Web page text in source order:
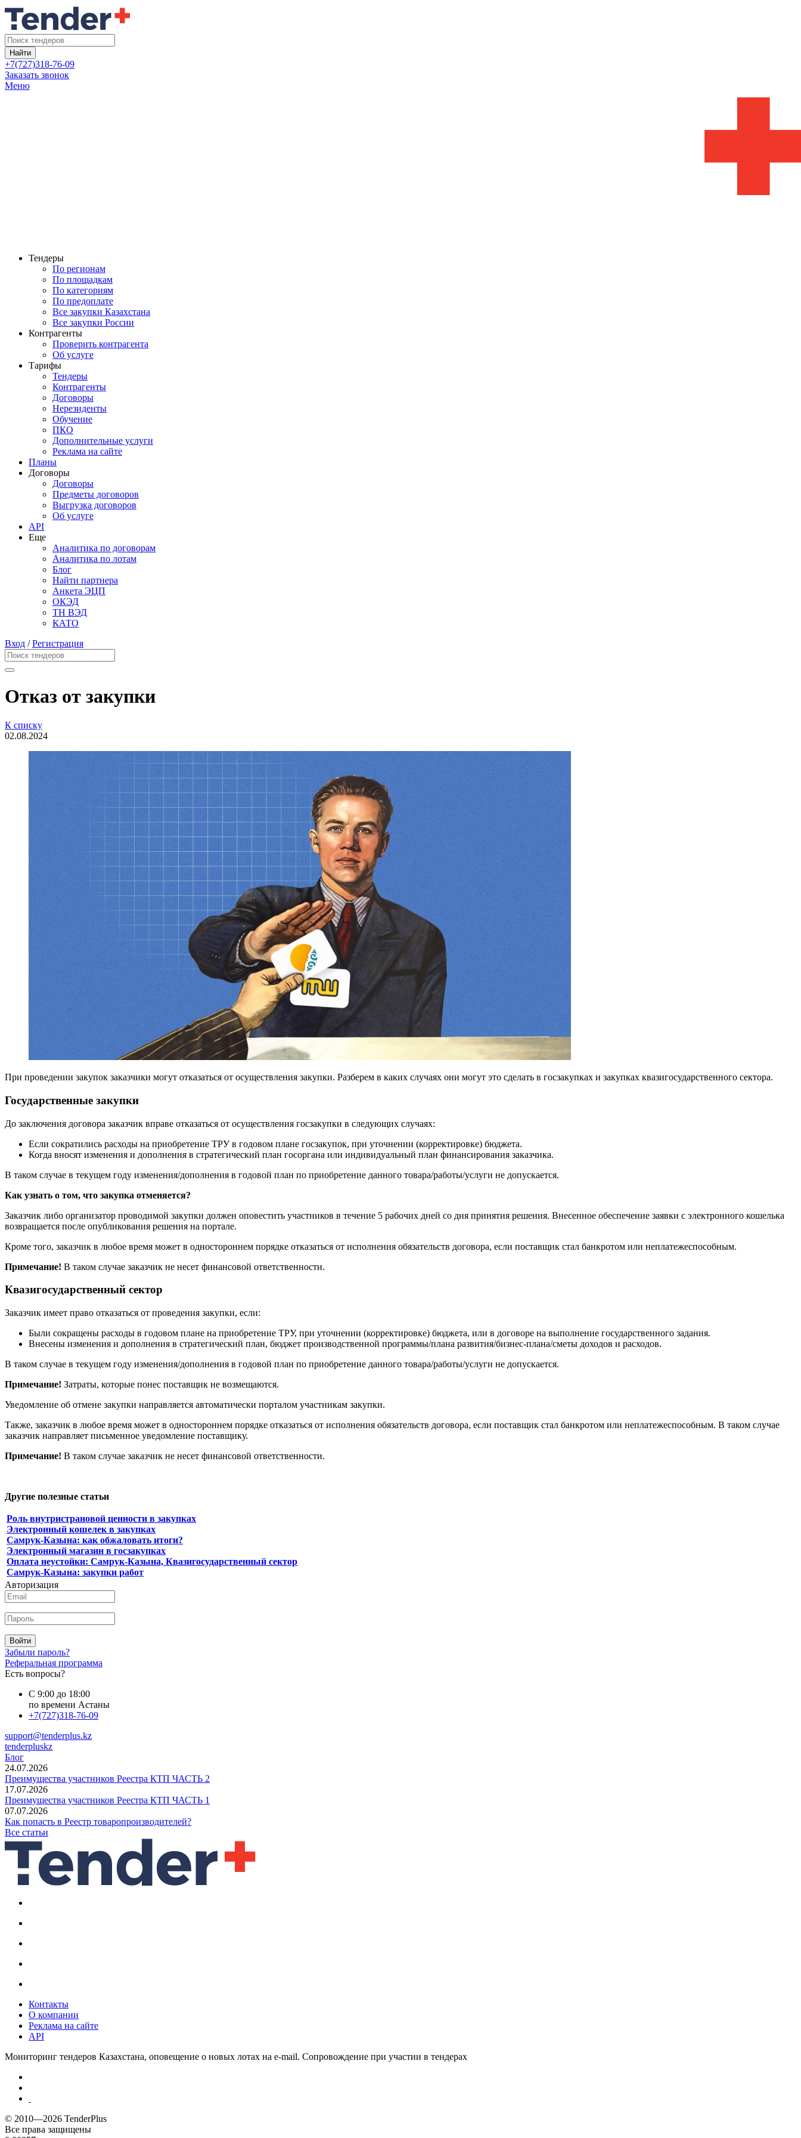
Найти
+7(727)318-76-09
Заказать звонок
Меню
Тендеры
По регионам
По площадкам
По категориям
По предоплате
Все закупки Казахстана
Все закупки России
Контрагенты
Проверить контрагента
Об услуге
Тарифы
Тендеры
Контрагенты
Договоры
Нерезиденты
Обучение
ПКО
Дополнительные услуги
Реклама на сайте
Планы
Договоры
Договоры
Предметы договоров
Выгрузка договоров
Об услуге
API
Еще
Аналитика по договорам
Аналитика по лотам
Блог
Найти партнера
Анкета ЭЦП
ОКЭД
ТН ВЭД
КАТО
Вход /Регистрация
Отказ от закупки
К списку
02.08.2024
При проведении закупок заказчики могут отказаться от осуществления закупки. Разберем в каких случаях они могут это сделать в госзакупках и закупках квазигосударственного сектора.
Государственные закупки
До заключения договора заказчик вправе отказаться от осуществления госзакупки в следующих случаях:
Если сократились расходы на приобретение ТРУ в годовом плане госзакупок, при уточнении (корректировке) бюджета.
Когда вносят изменения и дополнения в стратегический план госоргана или индивидуальный план финансирования заказчика.
В таком случае в текущем году изменения/дополнения в годовой план по приобретение данного товара/работы/услуги не допускается.
Как узнать о том, что закупка отменяется?
Заказчик либо организатор проводимой закупки должен оповестить участников в течение 5 рабочих дней со дня принятия решения. Внесенное обеспечение заявки с электронного кошелька
возвращается после опубликования решения на портале.
Кроме того, заказчик в любое время может в одностороннем порядке отказаться от исполнения обязательств договора, если поставщик стал банкротом или неплатежеспособным.
Примечание! В таком случае заказчик не несет финансовой ответственности.
Квазигосударственный сектор
Заказчик имеет право отказаться от проведения закупки, если:
Были сокращены расходы в годовом плане на приобретение ТРУ, при уточнении (корректировке) бюджета, или в договоре на выполнение государственного задания.
Внесены изменения и дополнения в стратегический план, бюджет производственной программы/плана развития/бизнес-плана/сметы доходов и расходов.
В таком случае в текущем году изменения/дополнения в годовой план по приобретение данного товара/работы/услуги не допускается.
Примечание! Затраты, которые понес поставщик не возмещаются.
Уведомление об отмене закупки направляется автоматически порталом участникам закупки.
Также, заказчик в любое время может в одностороннем порядке отказаться от исполнения обязательств договора, если поставщик стал банкротом или неплатежеспособным. В таком случае
заказчик направляет письменное уведомление поставщику.
Примечание! В таком случае заказчик не несет финансовой ответственности.
Другие полезные статьи
Роль внутристрановой ценности в закупках
Электронный кошелек в закупках
Самрук-Казына: как обжаловать итоги?
Электронный магазин в госзакупках
Оплата неустойки: Самрук-Казына, Квазигосударственный сектор
Самрук-Казына: закупки работ
Авторизация
Войти
Забыли пароль?
Реферальная программа
Есть вопросы?
С 9:00 до 18:00
по времени Астаны
+7(727)318-76-09
support@tenderplus.kz
tenderpluskz
Блог
24.07.2026
Преимущества участников Реестра КТП ЧАСТЬ 2
17.07.2026
Преимущества участников Реестра КТП ЧАСТЬ 1
07.07.2026
Как попасть в Реестр товаропроизводителей?
Все статьи
Контакты
О компании
Реклама на сайте
API
Мониторинг тендеров Казахстана, оповещение о новых лотах на e-mail. Сопровождение при участии в тендерах
© 2010—2026 TenderPlus
Все права защищены